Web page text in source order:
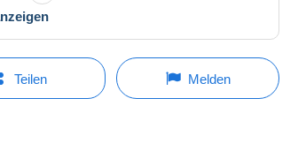
Teilen Melden